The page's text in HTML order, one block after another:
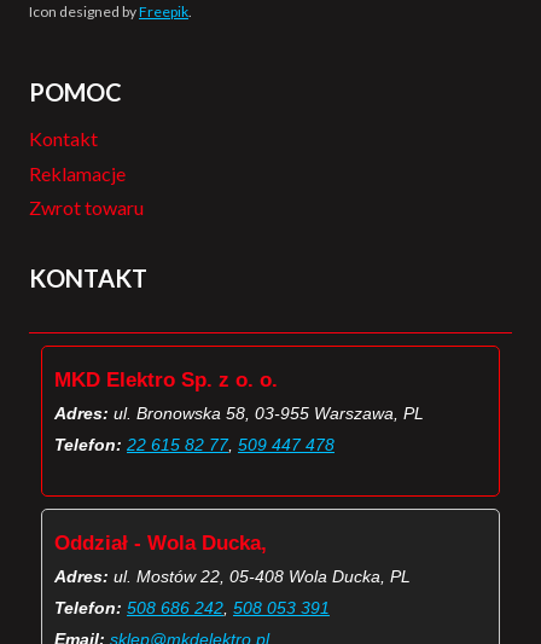
Icon designed byFreepik
POMOC
Kontakt
Reklamacje
Zwrot towaru
KONTAKT
MKD Elektro Sp. z o. o.
Adres: ul. Bronowska 58, 03-955 Warszawa, PL
Telefon: 22 615 82 77, 509 447 478
Oddział - Wola Ducka,
Adres: ul. Mostów 22, 05-408 Wola Ducka, PL
Telefon: 508 686 242, 508 053 391
Email: sklep@mkdelektro.pl